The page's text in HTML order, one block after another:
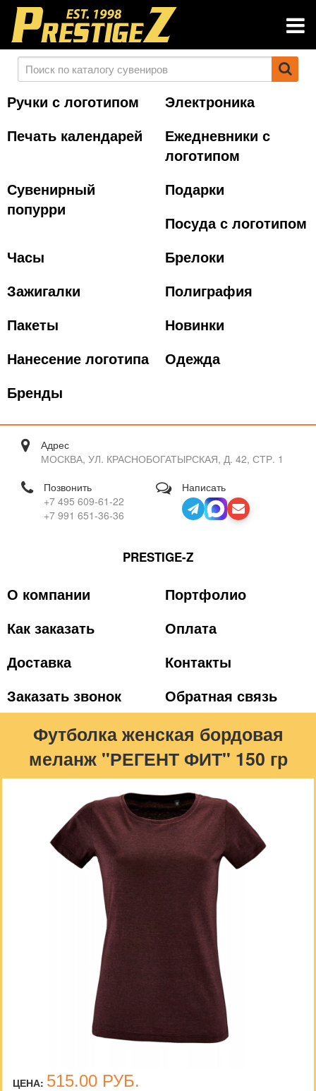
Ручки с логотипом
Электроника
Печать календарей
Ежедневники с
логотипом
Сувенирный
попурри
Подарки
Посуда с логотипом
Часы
Брелоки
Зажигалки
Полиграфия
Пакеты
Новинки
Нанесение логотипа
Одежда
Бренды
Адрес
МОСКВА, УЛ. КРАСНОБОГАТЫРСКАЯ, Д. 42, СТР. 1
Позвонить
+7 495 609-61-22
+7 991 651-36-36
Написать
PRESTIGE-Z
О компании
Портфолио
Как заказать
Оплата
Доставка
Контакты
Заказать звонок
Обратная связь
Футболка женская бордовая
меланж "РЕГЕНТ ФИТ" 150 гр
ЦЕНА: 515.00 РУБ.